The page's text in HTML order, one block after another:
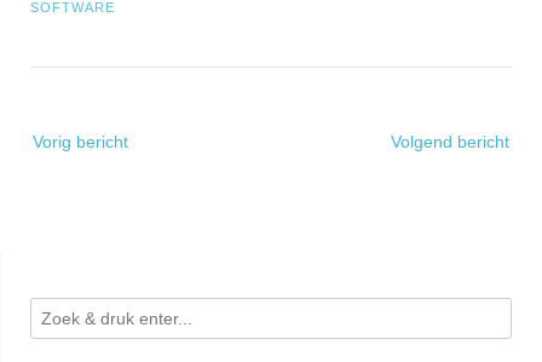
SOFTWARE
navigatie
Vorig bericht Volgend bericht